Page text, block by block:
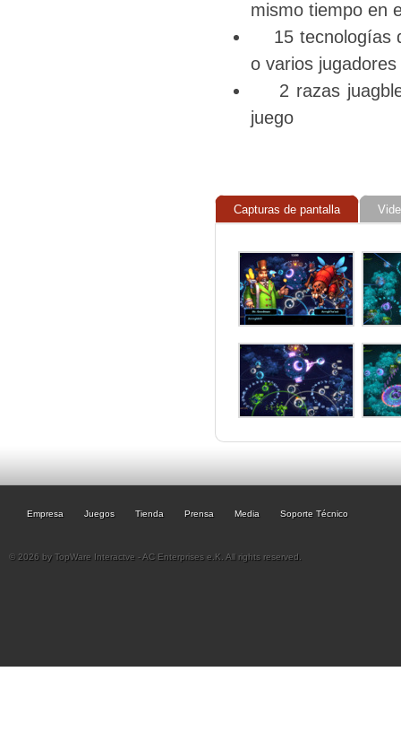
mismo tiempo en
15 tecnologías
o varios jugadores
2 razas
juego
Capturas de pantalla
Empresa Juegos Tienda Prensa Media Soporte Técnico
© 2026 by TopWare Interactve - AC Enterprises e.K. All rights reserved.